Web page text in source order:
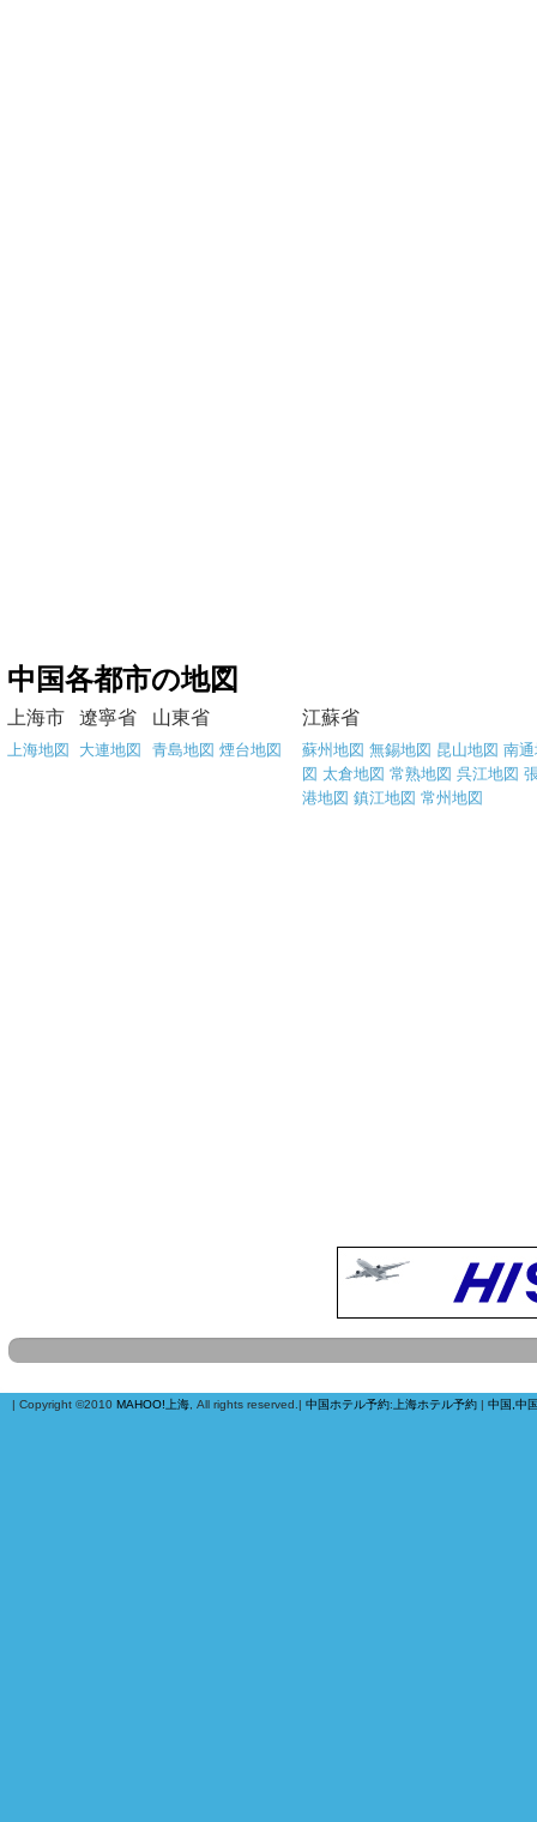
中国各都市の地図
上海市 遼寧省 山東省 江蘇省
上海地図 大連地図 青島地図 煙台地図 蘇州地図 無錫地図 昆山地図 南
図 太倉地図 常熟地図 呉江地図
港地図 鎮江地図 常州地図
| Copyright ©2010 MAHOO!上海 , All rights reserved.| 中国ホテル予約: 上海ホテル予約 | 中国,中